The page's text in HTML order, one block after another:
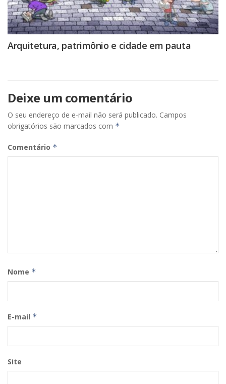
Arquitetura, patrimônio e cidade em pauta
Deixe um comentário
O seu endereço de e-mail não será publicado. Campos
obrigatórios são marcados com *
Comentário *
Nome *
E-mail *
Site